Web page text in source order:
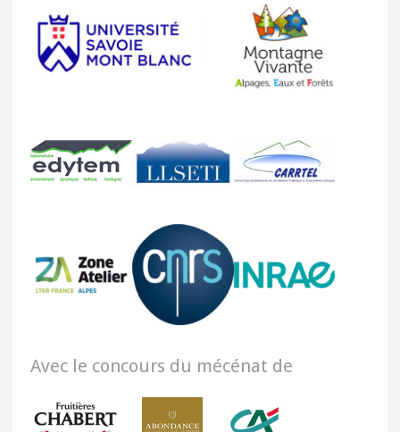
Avec le concours du mécénat de